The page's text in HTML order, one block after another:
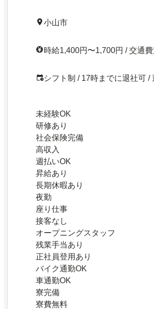
小山市
時給1,400円〜1,700円 / 交通
シフト制 / 17時までに退社可 /
未経験OK
研修あり
社会保険完備
高収入
週払いOK
昇給あり
長期休暇あり
夜勤
座り仕事
接客なし
オープニングスタッフ
残業手当あり
正社員登用あり
バイク通勤OK
車通勤OK
寮完備
寮費無料